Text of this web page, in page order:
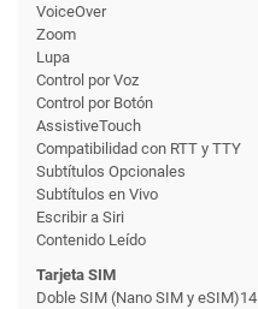
VoiceOver
Zoom
Lupa
Control por Voz
Control por Botón
AssistiveTouch
Compatibilidad con RTT y TTY
Subtítulos Opcionales
Subtítulos en Vivo
Escribir a Siri
Contenido Leído
Tarjeta SIM
Doble SIM (Nano SIM y eSIM)14